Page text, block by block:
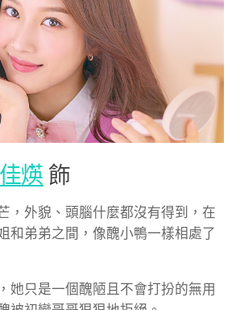
煐 飾
，外貌、頭腦什麼都沒有得到，在
和弟弟之間，像醜小鴨一樣相處了
她只是一個醜陋且不會打扮的無用